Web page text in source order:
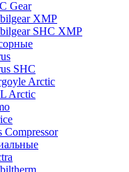
Gear
XMP
SHC XMP
SHC
Arctic
Arctic
Compressor